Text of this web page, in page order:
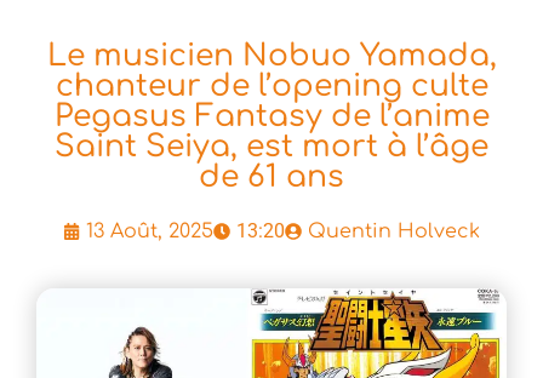
Le musicien Nobuo Yamada,
chanteur de l’opening culte
Pegasus Fantasy de l’anime
Saint Seiya, est mort à l’âge
de 61 ans
13 Août, 2025 13:20 Quentin Holveck